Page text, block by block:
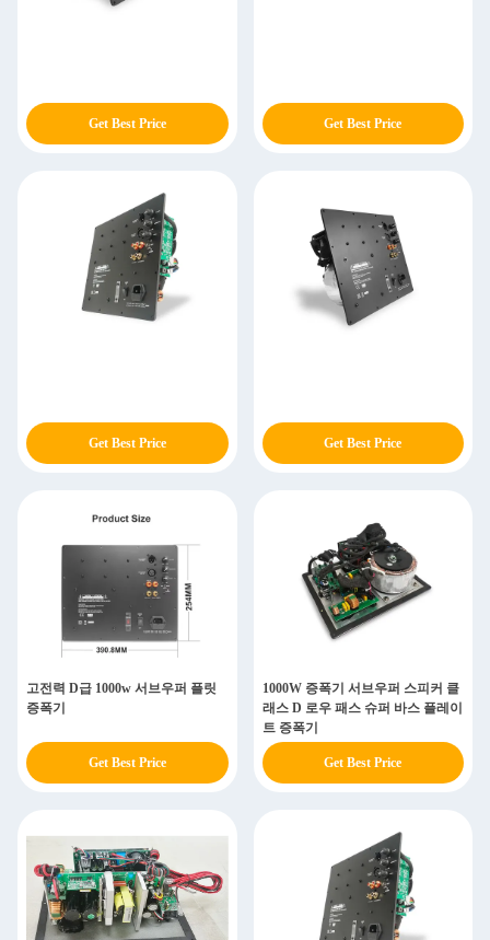
Get Best Price Get Best Price
Get Best Price Get Best Price
고전력 D급 1000w 서브우퍼 플릿
증폭기
Get Best Price
1000W 증폭기 서브우퍼 스피커 클
래스 D 로우 패스 슈퍼 바스 플레이
트 증폭기
Get Best Price